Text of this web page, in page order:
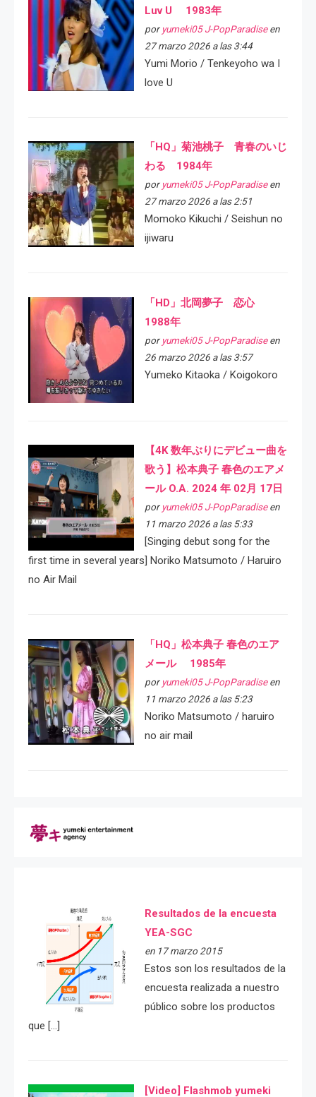
Luv U 1983年
por yumeki05 J-PopParadiseen
27 marzo 2026 a las 3:44
Yumi Morio / Tenkeyoho wa I
love U
「HQ」菊池桃子 青春のいじ
わる 1984年
por yumeki05 J-PopParadiseen
27 marzo 2026 a las 2:51
Momoko Kikuchi / Seishun no
ijiwaru
「HD」北岡夢子 恋心
1988年
por yumeki05 J-PopParadiseen
26 marzo 2026 a las 3:57
Yumeko Kitaoka / Koigokoro
【4K 数年ぶりにデビュー曲を
歌う】松本典子 春色のエアメ
ール O.A. 2024 年 02月 17日
por yumeki05 J-PopParadiseen
11 marzo 2026 a las 5:33
[Singing debut song for the
first time in several years] Noriko Matsumoto / Haruiro
no Air Mail
「HQ」松本典子 春色のエア
メール 1985年
por yumeki05 J-PopParadiseen
11 marzo 2026 a las 5:23
Noriko Matsumoto / haruiro
no air mail
Resultados de la encuesta
YEA-SGC
en 17 marzo 2015
Estos son los resultados de la
encuesta realizada a nuestro
público sobre los productos
que […]
[Video] Flashmob yumeki